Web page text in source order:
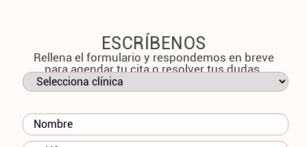
ESCRÍBENOS
Rellena el formulario y respondemos en breve
para agendar tu cita o resolver tus dudas.